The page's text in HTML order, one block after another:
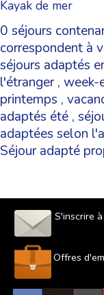
Kayak de mer
0 séjours
correspondent à
séjours adaptés
l'étranger, week-
printemps ,
adaptés été ,
adaptées selon
Séjour adapté
S'inscrire
Offres